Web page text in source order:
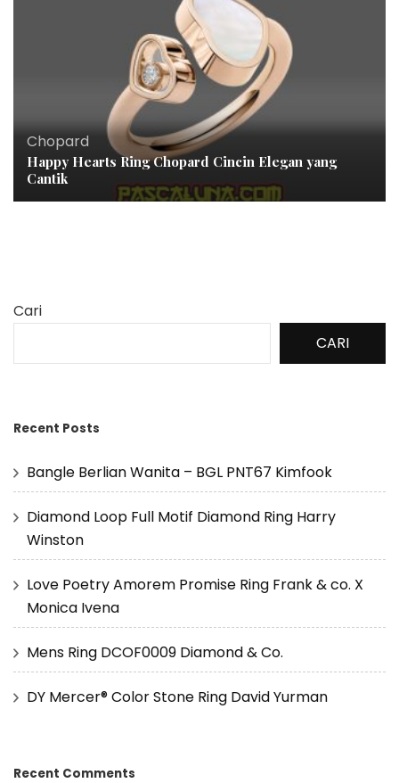
Chopard
Happy Hearts Ring Chopard Cincin Elegan yang
Cantik
Cari
CARI
Recent Posts
Bangle Berlian Wanita – BGL PNT67 Kimfook
Diamond Loop Full Motif Diamond Ring Harry
Winston
Love Poetry Amorem Promise Ring Frank & co. X
Monica Ivena
Mens Ring DCOF0009 Diamond & Co.
DY Mercer® Color Stone Ring David Yurman
Recent Comments